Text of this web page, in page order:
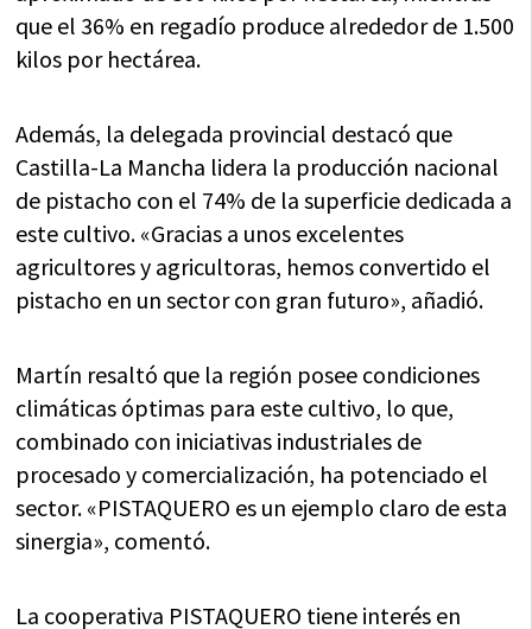
que el 36% en regadío produce alrededor de 1.500
kilos por hectárea.
Además, la delegada provincial destacó que
Castilla-La Mancha lidera la producción nacional
de pistacho con el 74% de la superficie dedicada a
este cultivo. «Gracias a unos excelentes
agricultores y agricultoras, hemos convertido el
pistacho en un sector con gran futuro», añadió.
Martín resaltó que la región posee condiciones
climáticas óptimas para este cultivo, lo que,
combinado con iniciativas industriales de
procesado y comercialización, ha potenciado el
sector. «PISTAQUERO es un ejemplo claro de esta
sinergia», comentó.
La cooperativa PISTAQUERO tiene interés en